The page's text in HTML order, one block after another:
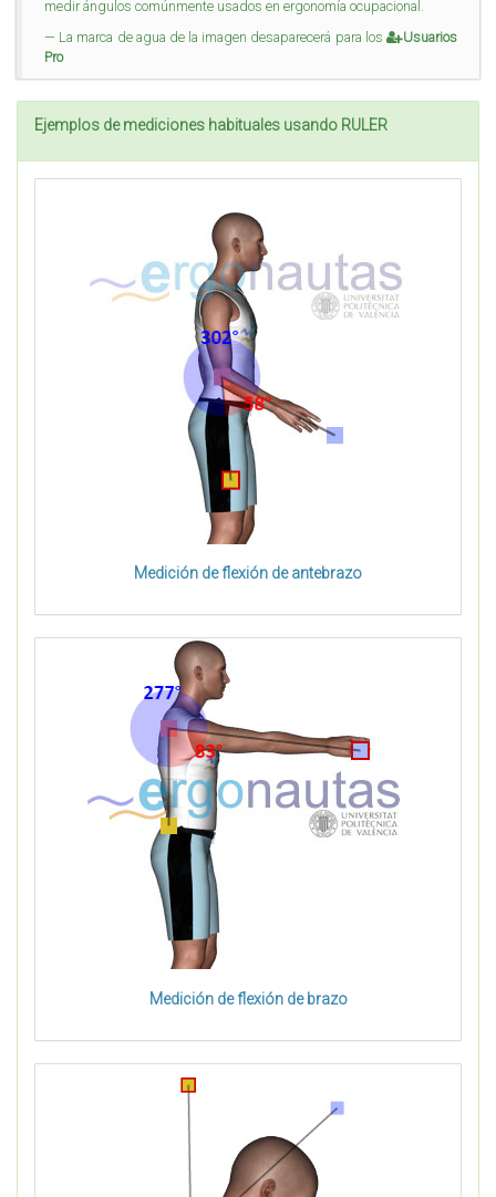
medir ángulos comúnmente usados en ergonomía ocupacional.
La marca de agua de la imagen desaparecerá para los
Usuarios
Pro
Ejemplos de mediciones habituales usando RULER
Medición de flexión de antebrazo
Medición de flexión de brazo